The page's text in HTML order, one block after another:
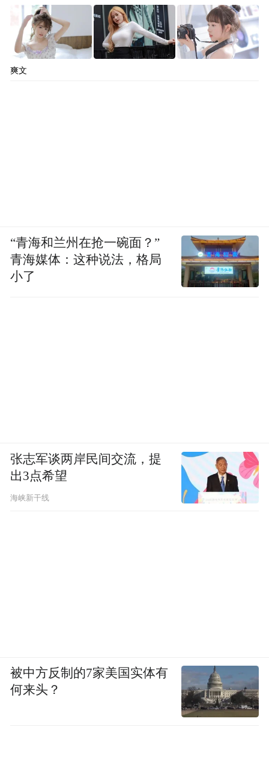
爽文
“青海和兰州在抢一碗面？”
青海媒体：这种说法，格局
小了
张志军谈两岸民间交流，提
出3点希望
海峡新干线
被中方反制的7家美国实体有
何来头？